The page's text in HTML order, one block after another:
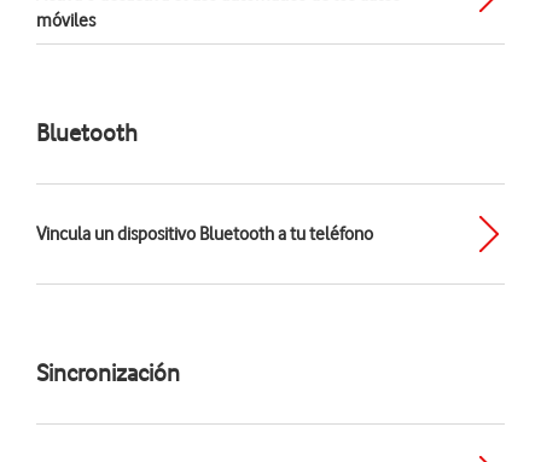
móviles
Bluetooth
Vincula un dispositivo Bluetooth a tu teléfono
Sincronización